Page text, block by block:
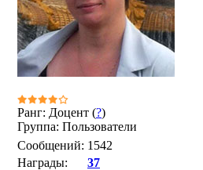
Ранг: Доцент (?)
Группа: Пользователи
Сообщений: 1542
Награды:
37